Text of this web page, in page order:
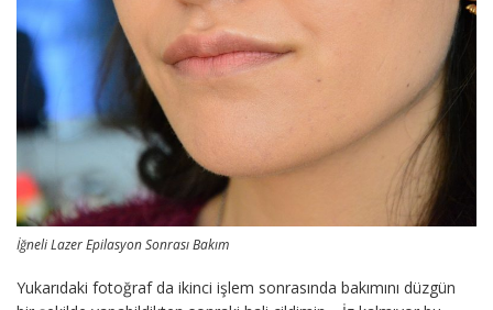
İğneli Lazer Epilasyon Sonrası Bakım
Yukarıdaki fotoğraf da ikinci işlem sonrasında bakımını düzgün